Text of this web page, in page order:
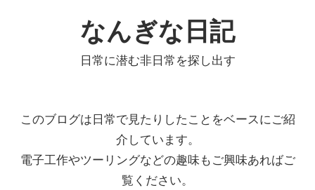
なんぎな日記
日常に潜む非日常を探し出す
このブログは日常で見たりしたことをベースにご紹
介しています。
電子工作やツーリングなどの趣味もご興味あればご
覧ください。